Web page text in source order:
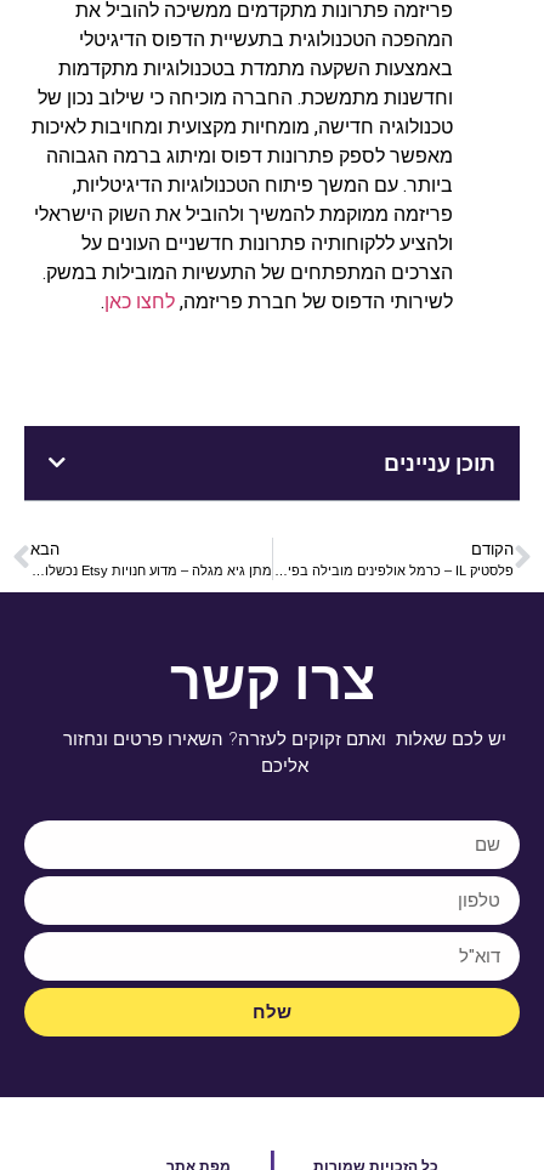
פריזמה פתרונות מתקדמים ממשיכה להוביל את
המהפכה הטכנולוגית בתעשיית הדפוס הדיגיטלי
באמצעות השקעה מתמדת בטכנולוגיות מתקדמות
וחדשנות מתמשכת. החברה מוכיחה כי שילוב נכון של
טכנולוגיה חדישה, מומחיות מקצועית ומחויבות לאיכות
מאפשר לספק פתרונות דפוס ומיתוג ברמה הגבוהה
ביותר. עם המשך פיתוח הטכנולוגיות הדיגיטליות,
פריזמה ממוקמת להמשיך ולהוביל את השוק הישראלי
ולהציע ללקוחותיה פתרונות חדשניים העונים על
הצרכים המתפתחים של התעשיות המובילות במשק.
לשירותי הדפוס של חברת פריזמה, לחצו כאן.
תוכן עניינים
הקודם הבא
צרו קשר
יש לכם שאלות ואתם זקוקים לעזרה? השאירו פרטים ונחזור
אליכם
שלח
כל הזכויות שמורות מפת אתר